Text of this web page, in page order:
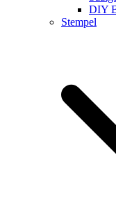
DIY
Stempel